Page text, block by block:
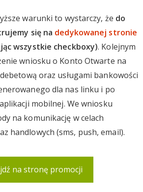
warunki to wystarczy, że do
się na dedykowanej stronie
wszystkie checkboxy). Kolejnym
wniosku o Konto Otwarte na
oraz usługami bankowości
dla nas linku i po
mobilnej. We wniosku
na komunikację w celach
handlowych (sms, push, email).
na stronę promocji